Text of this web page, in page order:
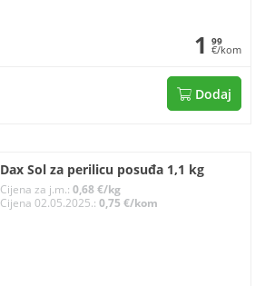
1 99
€/kom
Dodaj
Dax Sol za perilicu posuđa 1,1 kg
Cijena za j.m.: 0,68 €/kg
Cijena 02.05.2025.: 0,75 €/kom